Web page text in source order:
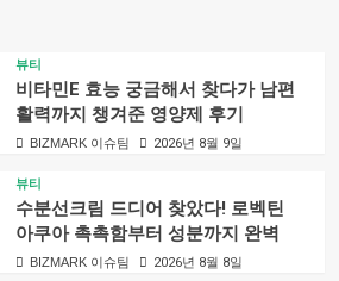
뷰티
비타민E 효능 궁금해서 찾다가 남편
활력까지 챙겨준 영양제 후기
BIZMARK 이슈팀 2026년 8월 9일
뷰티
수분선크림 드디어 찾았다! 로벡틴
아쿠아 촉촉함부터 성분까지 완벽
BIZMARK 이슈팀 2026년 8월 8일